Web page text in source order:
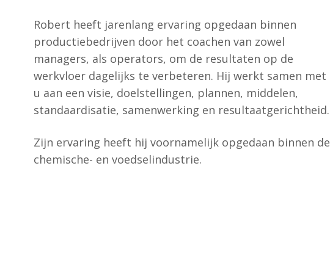
Robert heeft jarenlang ervaring opgedaan binnen
productiebedrijven door het coachen van zowel
managers, als operators, om de resultaten op de
werkvloer dagelijks te verbeteren. Hij werkt samen met
u aan een visie, doelstellingen, plannen, middelen,
standaardisatie, samenwerking en resultaatgerichtheid.
Zijn ervaring heeft hij voornamelijk opgedaan binnen de
chemische- en voedselindustrie.